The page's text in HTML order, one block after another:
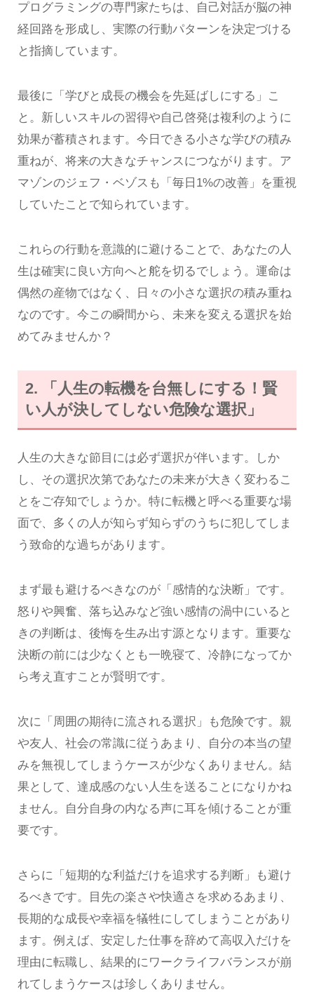
プログラミングの専門家たちは、自己対話が脳の神
経回路を形成し、実際の行動パターンを決定づける
と指摘しています。
最後に「学びと成長の機会を先延ばしにする」こ
と。新しいスキルの習得や自己啓発は複利のように
効果が蓄積されます。今日できる小さな学びの積み
重ねが、将来の大きなチャンスにつながります。ア
マゾンのジェフ・ベゾスも「毎日1%の改善」を重視
していたことで知られています。
これらの行動を意識的に避けることで、あなたの人
生は確実に良い方向へと舵を切るでしょう。運命は
偶然の産物ではなく、日々の小さな選択の積み重ね
なのです。今この瞬間から、未来を変える選択を始
めてみませんか？
2. 「人生の転機を台無しにする！賢
い人が決してしない危険な選択」
人生の大きな節目には必ず選択が伴います。しか
し、その選択次第であなたの未来が大きく変わるこ
とをご存知でしょうか。特に転機と呼べる重要な場
面で、多くの人が知らず知らずのうちに犯してしま
う致命的な過ちがあります。
まず最も避けるべきなのが「感情的な決断」です。
怒りや興奮、落ち込みなど強い感情の渦中にいると
きの判断は、後悔を生み出す源となります。重要な
決断の前には少なくとも一晩寝て、冷静になってか
ら考え直すことが賢明です。
次に「周囲の期待に流される選択」も危険です。親
や友人、社会の常識に従うあまり、自分の本当の望
みを無視してしまうケースが少なくありません。結
果として、達成感のない人生を送ることになりかね
ません。自分自身の内なる声に耳を傾けることが重
要です。
さらに「短期的な利益だけを追求する判断」も避け
るべきです。目先の楽さや快適さを求めるあまり、
長期的な成長や幸福を犠牲にしてしまうことがあり
ます。例えば、安定した仕事を辞めて高収入だけを
理由に転職し、結果的にワークライフバランスが崩
れてしまうケースは珍しくありません。